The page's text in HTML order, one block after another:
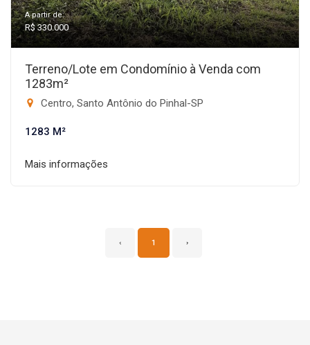
A partir de:
R$ 330.000
Terreno/Lote em Condomínio à Venda com
1283m²
Centro, Santo Antônio do Pinhal-SP
1283 M²
Mais informações
‹ 1 ›